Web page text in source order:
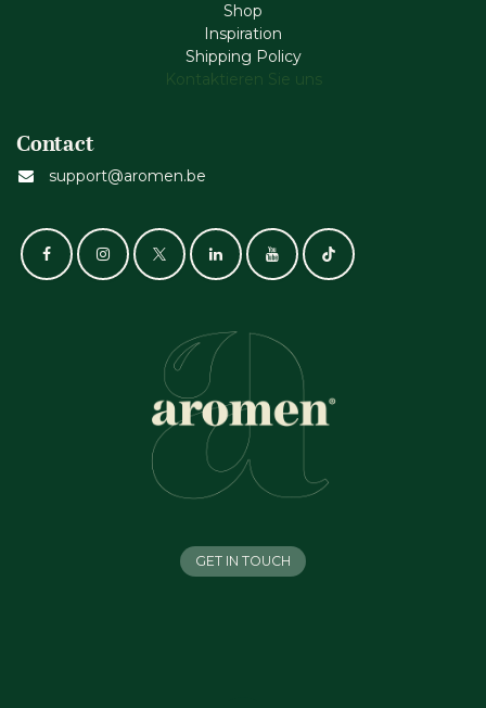
Shop
Inspiration
Shipping Policy
Kontaktieren Sie uns
Contact
support@aromen.be
GET IN TOUCH